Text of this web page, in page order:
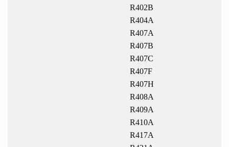
R402B
R404A
R407A
R407B
R407C
R407F
R407H
R408A
R409A
R410A
R417A